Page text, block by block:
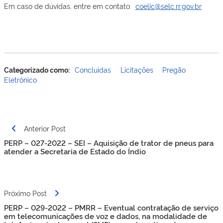
Em caso de dúvidas, entre em contato: coelic@selc.rr.gov.br
Categorizado como: Concluídas Licitações
Pregão
Eletrônico
Navegação
de
Post
Anterior Post
PERP – 027-2022 – SEI – Aquisição de trator de pneus para
atender a Secretaria de Estado do Índio
Próximo Post
PERP – 029-2022 – PMRR – Eventual contratação de serviço
em telecomunicações de voz e dados, na modalidade de